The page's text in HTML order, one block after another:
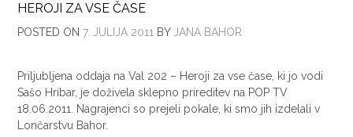
HEROJI ZA VSE ČASE
POSTED ON 7. JULIJA 2011 BY JANA BAHOR
Priljubljena oddaja na Val 202 – Heroji za vse čase, ki jo vodi
Sašo Hribar, je doživela sklepno prireditev na POP TV
18.06.2011. Nagrajenci so prejeli pokale, ki smo jih izdelali v
Lončarstvu Bahor.